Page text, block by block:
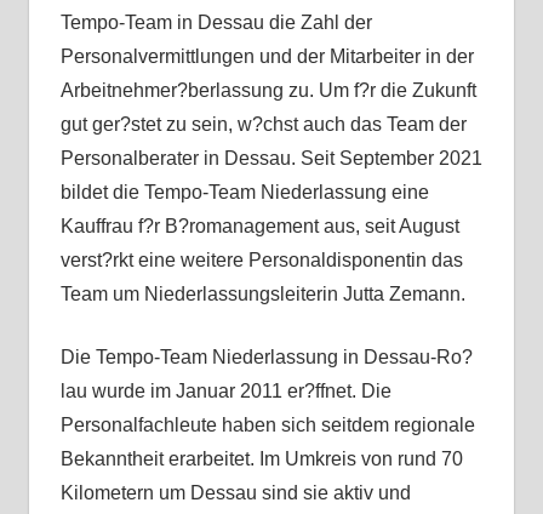
Tempo-Team in Dessau die Zahl der
Personalvermittlungen und der Mitarbeiter in der
Arbeitnehmer?berlassung zu. Um f?r die Zukunft
gut ger?stet zu sein, w?chst auch das Team der
Personalberater in Dessau. Seit September 2021
bildet die Tempo-Team Niederlassung eine
Kauffrau f?r B?romanagement aus, seit August
verst?rkt eine weitere Personaldisponentin das
Team um Niederlassungsleiterin Jutta Zemann.
Die Tempo-Team Niederlassung in Dessau-Ro?
lau wurde im Januar 2011 er?ffnet. Die
Personalfachleute haben sich seitdem regionale
Bekanntheit erarbeitet. Im Umkreis von rund 70
Kilometern um Dessau sind sie aktiv und